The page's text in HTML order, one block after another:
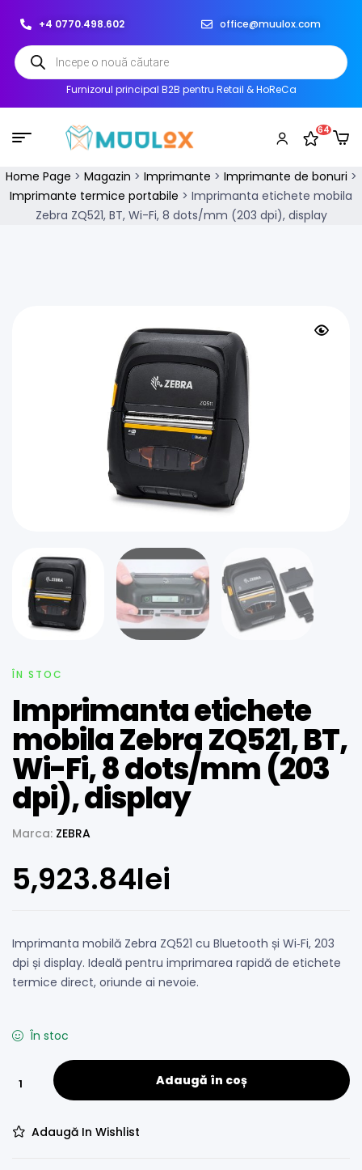
+4 0770.498.602 office@muulox.com
Furnizorul principal B2B pentru Retail & HoReCa
64
Home Page > Magazin > Imprimante > Imprimante de bonuri >
Imprimante termice portabile > Imprimanta etichete mobila
Zebra ZQ521, BT, Wi-Fi, 8 dots/mm (203 dpi), display
ÎN STOC
Imprimanta etichete
mobila Zebra ZQ521, BT,
Wi-Fi, 8 dots/mm (203
dpi), display
Marca: ZEBRA
5,923.84lei
Imprimanta mobilă Zebra ZQ521 cu Bluetooth și Wi‑Fi, 203
dpi și display. Ideală pentru imprimarea rapidă de etichete
termice direct, oriunde ai nevoie.
În stoc
Adaugă în coș
Adaugă In Wishlist